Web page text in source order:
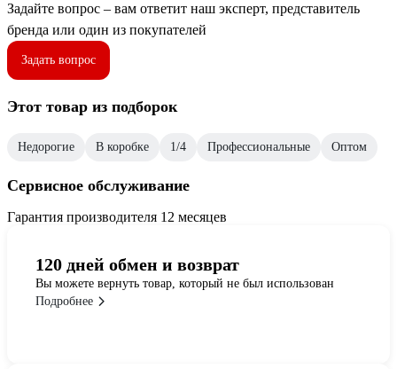
Задайте вопрос – вам ответит наш эксперт, представитель
бренда или один из покупателей
Задать вопрос
Этот товар из подборок
Недорогие В коробке 1/4 Профессиональные Оптом
Сервисное обслуживание
Гарантия производителя 12 месяцев
120 дней обмен и возврат
Вы можете вернуть товар, который не был использован
Подробнее